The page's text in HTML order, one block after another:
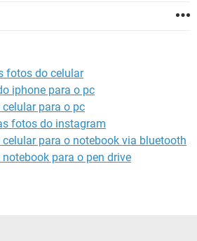
fotos do celular
iphone para o pc
para o pc
fotos do instagram
para o notebook via bluetooth
para o pen drive